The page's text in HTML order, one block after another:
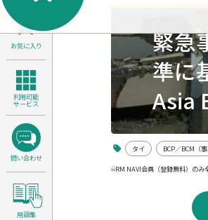
サステナビリ
医療／介護
製品安全・食
お気に入り
利用可能
サービス
問い合わせ
用語集
緊急
準に
Asia
タイ BCP／BCM（
RM NAVI会員（登録無料）のみ